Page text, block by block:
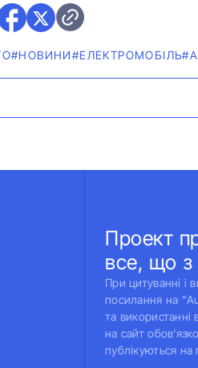
#НОВИНИ#ЕЛЕКТРОМОБІЛЬ
Проект
все, що з
При цитуванні і
посилання на
та використанні
на сайт
публікуються